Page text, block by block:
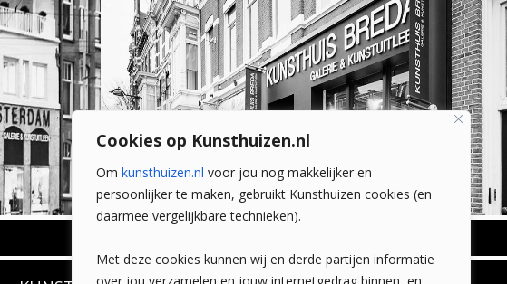
Cookies op Kunsthuizen.nl
Om kunsthuizen.nl voor jou nog makkelijker en
persoonlijker te maken, gebruikt Kunsthuizen cookies (en
daarmee vergelijkbare technieken).
Met deze cookies kunnen wij en derde partijen informatie
Wilhelminastraat 11